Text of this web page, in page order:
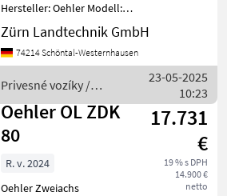
Hersteller: Oehler Modell:
OL EDK 60 S Baujahr: 2023
Ausstellungsmaschine neu
Seriennummer:
Erfassungsnummer: 16521
Zürn Landtechnik GmbH
74214 Schöntal-Westernhausen
Privesné vozíky /
Oehler
23-05-2025
10:23
Oehler OL ZDK
80
17.731
€
19 % s DPH
14.900 €
netto
R. v. 2024
Oehler Zweiachs